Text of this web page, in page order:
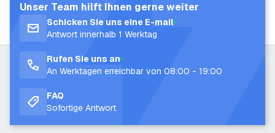
Unser Team hilft Ihnen gerne weiter
Schicken Sie uns eine E-mail
Antwort innerhalb 1 Werktag
Rufen Sie uns an
An Werktagen erreichbar von 08:00 - 19:00
FAQ
Sofortige Antwort